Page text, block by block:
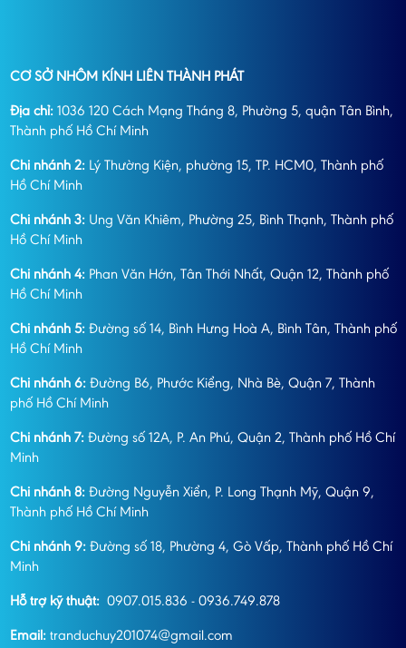
CƠ SỞ NHÔM KÍNH LIÊN THÀNH PHÁT
Địa chỉ:1036 120 Cách Mạng Tháng 8, Phường 5, quận Tân Bình,
Thành phố Hồ Chí Minh
Chi nhánh 2:Lý Thường Kiện, phường 15, TP. HCM0, Thành phố
Hồ Chí Minh
Chi nhánh 3:Ung Văn Khiêm, Phường 25, Bình Thạnh, Thành phố
Hồ Chí Minh
Chi nhánh 4:Phan Văn Hớn, Tân Thới Nhất, Quận 12, Thành phố
Hồ Chí Minh
Chi nhánh 5:Đường số 14, Bình Hưng Hoà A, Bình Tân, Thành phố
Hồ Chí Minh
Chi nhánh 6:Đường B6, Phước Kiểng, Nhà Bè, Quận 7, Thành
phố Hồ Chí Minh
Chi nhánh 7:Đường số 12A, P. An Phú, Quận 2, Thành phố Hồ Chí
Minh
Chi nhánh 8:Đường Nguyễn Xiển, P. Long Thạnh Mỹ, Quận 9,
Thành phố Hồ Chí Minh
Chi nhánh 9:Đường số 18, Phường 4, Gò Vấp, Thành phố Hồ Chí
Minh
Hỗ trợ kỹ thuật:0907.015.836 - 0936.749.878
Email:tranduchuy201074@gmail.com